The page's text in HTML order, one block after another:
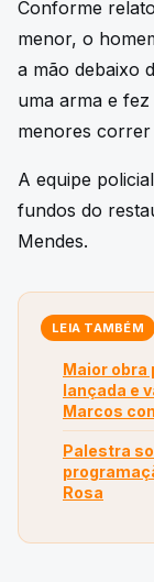
Conforme
menor, o
a mão debaixo
uma arma e
menores correr
A equipe
fundos do
Mendes.
LEIA TAMBÉM
Maior obra
lançada e
Marcos
Palestra
Rosa